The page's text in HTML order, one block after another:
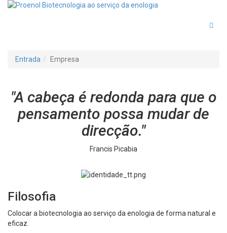
Entrada Empresa
"A cabeça é redonda para que o
pensamento possa mudar de
direcção."
Francis Picabia
Filosofia
Colocar a biotecnologia ao serviço da enologia de forma natural e
eficaz.